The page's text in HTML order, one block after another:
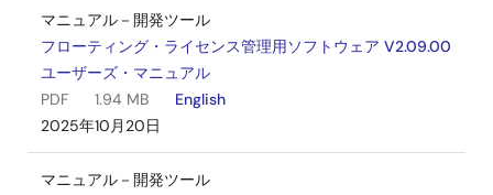
マニュアル－開発ツール
フローティング・ライセンス管理用ソフトウェア V2.09.00
ユーザーズ・マニュアル
PDF
1.94 MB
English
2025年10月20日
マニュアル－開発ツール